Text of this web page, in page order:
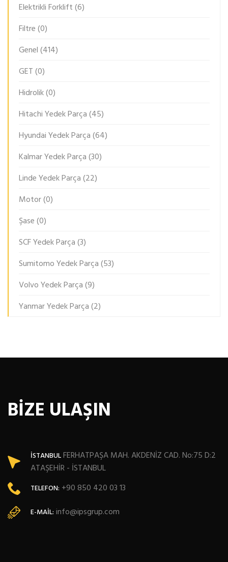
Elektrikli Forklift(6)
Filtre(0)
Genel(414)
GET(0)
Hidrolik(0)
Hitachi Yedek Parça(45)
Hyundai Yedek Parça(64)
Kalmar Yedek Parça(30)
Linde Yedek Parça(22)
Motor(0)
Şase(0)
SCF Yedek Parça(3)
Sumitomo Yedek Parça(53)
Volvo Yedek Parça(9)
Yanmar Yedek Parça(2)
BİZE ULAŞIN
İSTANBULFERHATPAŞA MAH. AKDENİZ CAD. No:75 D:2
ATAŞEHİR - İSTANBUL
TELEFON: +90 850 420 03 13
E-MAIL: info@ipsgrup.com